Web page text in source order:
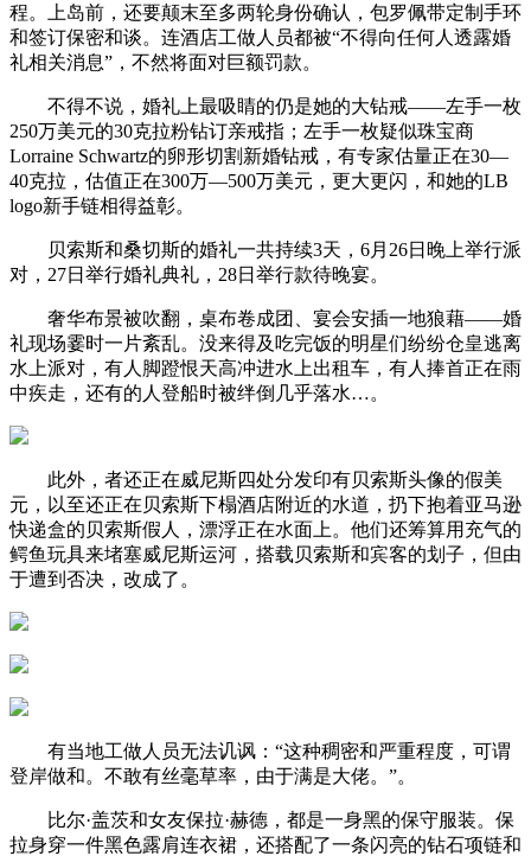
程。上岛前，还要颠末至多两轮身份确认，包罗佩带定制手环
和签订保密和谈。连酒店工做人员都被“不得向任何人透露婚
礼相关消息”，不然将面对巨额罚款。
不得不说，婚礼上最吸睛的仍是她的大钻戒——左手一枚
250万美元的30克拉粉钻订亲戒指；左手一枚疑似珠宝商
Lorraine Schwartz的卵形切割新婚钻戒，有专家估量正在30—
40克拉，估值正在300万—500万美元，更大更闪，和她的LB
logo新手链相得益彰。
贝索斯和桑切斯的婚礼一共持续3天，6月26日晚上举行派
对，27日举行婚礼典礼，28日举行款待晚宴。
奢华布景被吹翻，桌布卷成团、宴会安插一地狼藉——婚
礼现场霎时一片紊乱。没来得及吃完饭的明星们纷纷仓皇逃离
水上派对，有人脚蹬恨天高冲进水上出租车，有人捧首正在雨
中疾走，还有的人登船时被绊倒几乎落水…。
此外，者还正在威尼斯四处分发印有贝索斯头像的假美
元，以至还正在贝索斯下榻酒店附近的水道，扔下抱着亚马逊
快递盒的贝索斯假人，漂浮正在水面上。他们还筹算用充气的
鳄鱼玩具来堵塞威尼斯运河，搭载贝索斯和宾客的划子，但由
于遭到否决，改成了。
有当地工做人员无法讥讽：“这种稠密和严重程度，可谓
登岸做和。不敢有丝毫草率，由于满是大佬。”。
比尔·盖茨和女友保拉·赫德，都是一身黑的保守服装。保
拉身穿一件黑色露肩连衣裙，还搭配了一条闪亮的钻石项链和